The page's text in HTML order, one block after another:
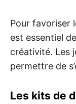
Pour favoriser
est essentiel
créativité. Les
permettre de
Les kits de